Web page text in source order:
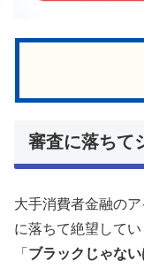
審査に落ちて
大手消費者金融の
に落ちて絶望してい
「 ブラックじゃな